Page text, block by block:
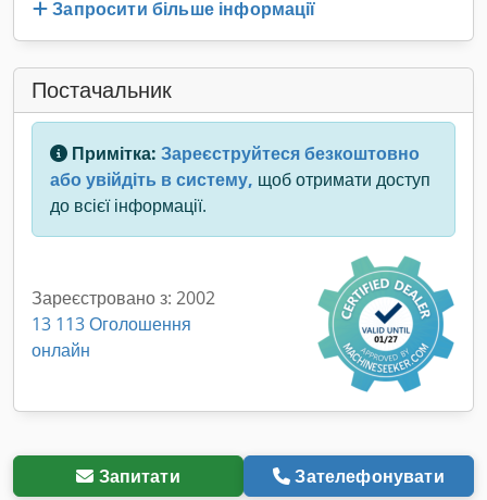
Запросити більше інформації
Постачальник
Примітка: Зареєструйтеся безкоштовно
або увійдіть в систему, щоб отримати доступ
до всієї інформації.
Зареєстровано з: 2002
13 113 Оголошення
онлайн
Запитати Зателефонувати